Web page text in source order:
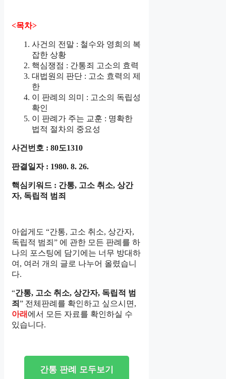
<목차>
사건의 전말 : 철수와 영희의 복
잡한 상황
핵심쟁점 : 간통죄 고소의 효력
대법원의 판단 : 고소 효력의 제
한
이 판례의 의미 : 고소의 독립성
확인
이 판례가 주는 교훈 : 명확한
법적 절차의 중요성
사건번호 : 80도1310
판결일자 : 1980. 8. 26.
핵심키워드 : 간통, 고소 취소, 상간
자, 독립적 범죄
아쉽게도 “간통, 고소 취소, 상간자,
독립적 범죄” 에 관한 모든 판례를 하
나의 포스팅에 담기에는 너무 방대하
여, 여러 개의 글로 나누어 올렸습니
다.
“간통, 고소 취소, 상간자, 독립적 범
죄” 전체판례를 확인하고 싶으시면,
아래 에서 모든 자료를 확인하실 수
있습니다.
간통 판례 모두보기